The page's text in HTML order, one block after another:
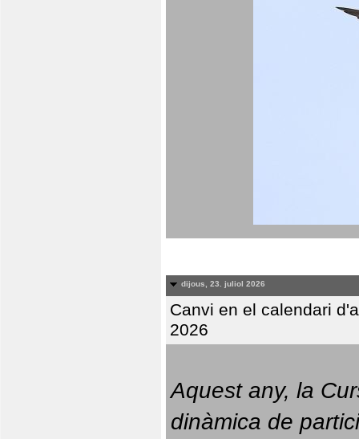
dijous, 23. juliol 2026
Canvi en el calendari
2026
Aquest any, la
dinàmica de